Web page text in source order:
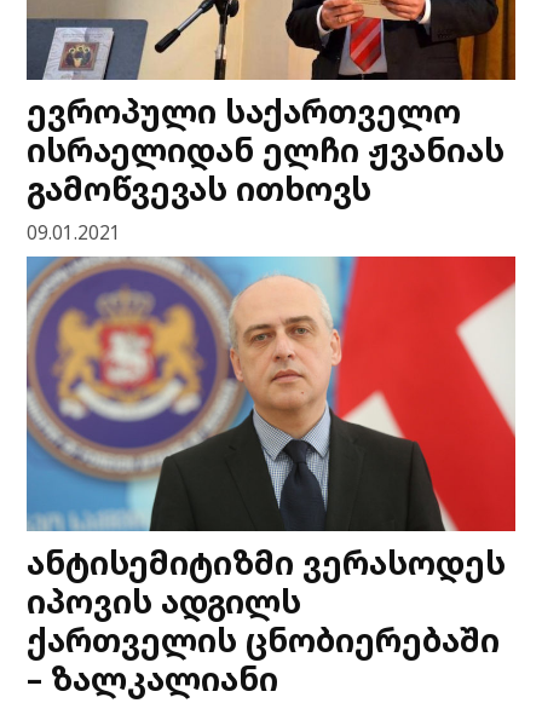
ევროპული საქართველო
ისრაელიდან ელჩი ჟვანიას
გამოწვევას ითხოვს
09.01.2021
ანტისემიტიზმი ვერასოდეს
იპოვის ადგილს
ქართველის ცნობიერებაში
– ზალკალიანი